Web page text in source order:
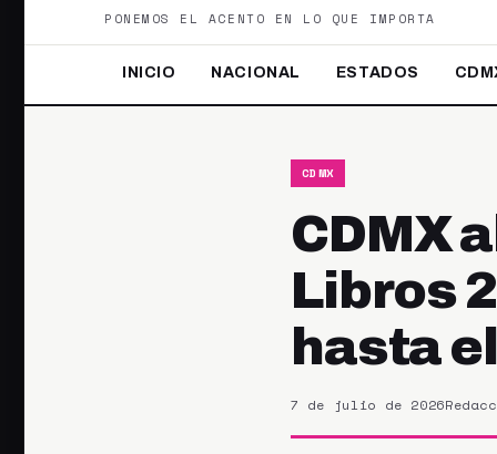
PONEMOS EL ACENTO EN LO QUE IMPORTA
INICIO NACIONAL ESTADOS
CDMX
CDMX
Libros
hasta
7 de julio de 2026